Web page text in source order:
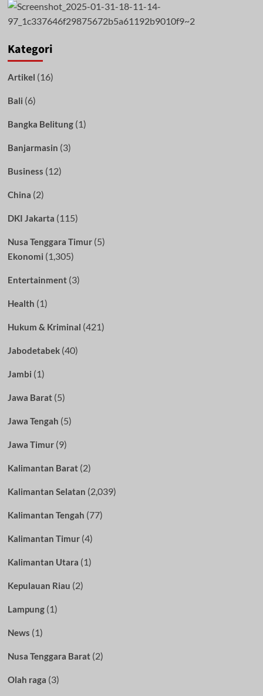
Kategori
Artikel (16)
Bali (6)
Bangka Belitung(1)
Banjarmasin (3)
Business (12)
China (2)
DKI Jakarta (115)
Nusa Tenggara Timur(5)
Ekonomi (1,305)
Entertainment(3)
Health (1)
Hukum & Kriminal (421)
Jabodetabek(40)
Jambi (1)
Jawa Barat(5)
Jawa Tengah (5)
Jawa Timur(9)
Kalimantan Barat(2)
Kalimantan Selatan (2,039)
Kalimantan Tengah (77)
Kalimantan Timur(4)
Kalimantan Utara (1)
Kepulauan Riau (2)
Lampung(1)
News (1)
Nusa Tenggara Barat(2)
Olah raga (3)